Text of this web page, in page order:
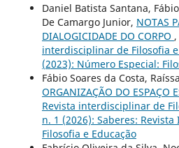
Daniel Batista Santana,
De Camargo Junior, NOTAS
DIALOGICIDADE DO CORPO ,
interdisciplinar de Filosofia e
(2023): Número Especial:
Fábio Soares da Costa,
ORGANIZAÇÃO DO ESPAÇO
Revista interdisciplinar de
n. 1 (2026): Saberes:
Filosofia e Educação